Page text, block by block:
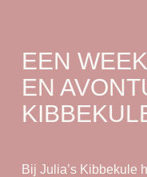
EEN
EN
Bij Julia’s Kibbekule